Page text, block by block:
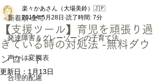
新着順-全て
発達障害＆グレーゾーンの子育て法
声かけ変換表
合理的配慮
【支援ツール】育児を頑張り過
ぎている時の対処法 -無料ダウ
ンロード
楽々かあさん（大場美鈴）🇯🇵
2015年5月28日 読了時間: 7分
更新日： 1月13日